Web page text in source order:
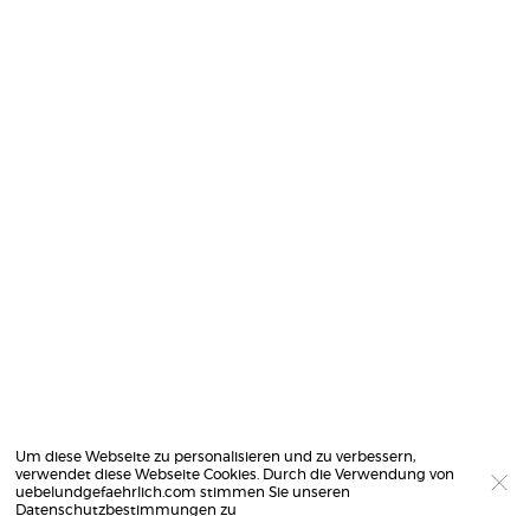
Um diese Webseite zu personalisieren und zu verbessern,
verwendet diese Webseite Cookies. Durch die Verwendung von
uebelundgefaehrlich.com stimmen Sie unseren
Datenschutzbestimmungen zu